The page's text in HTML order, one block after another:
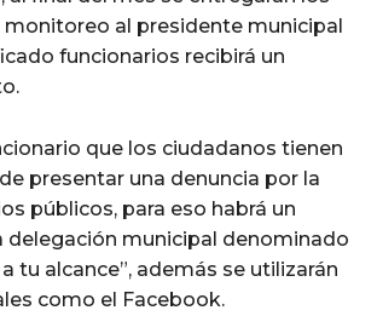
al presidente municipal
funcionarios recibirá un
que los ciudadanos tienen
presentar una denuncia por la
públicos, para eso habrá un
delegación municipal denominado
tu alcance”, además se utilizarán
como el Facebook.